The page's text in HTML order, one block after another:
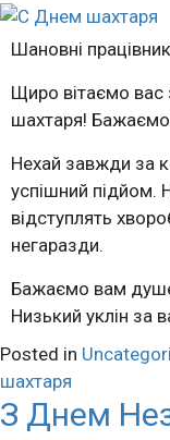
Шановні
Щиро вітаємо
шахтаря! Бажаємо
Нехай завжди за
успішний підйом.
відступлять
негаразди.
Бажаємо вам
Низький уклін за
Posted in
шахтаря
З Днем